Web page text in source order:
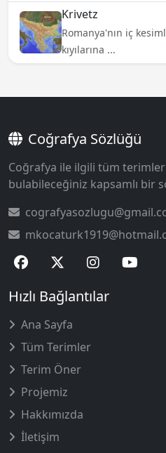
Krivetz
Romanya'nın iç
kıyılarına ...
Coğrafya Sözlüğü
Coğrafya ile ilgili tüm
bulabileceğiniz kapsamlı bir
Hızlı Bağlantılar
Ana Sayfa
Tüm Terimler
Terim Öner
Projemiz
Hakkımızda
İletişim